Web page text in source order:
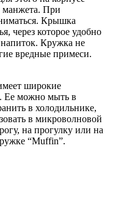
манжета. При
Крышка
через которое удобно
Кружка не
вредные примеси.
широкие
Ее можно мыть в
в холодильнике,
в микроволновой
на прогулку или на
“Muffin”.